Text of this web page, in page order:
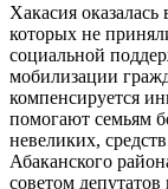
Хакасия
которых не
социальной
мобилизации
компенсируется
помогают семьям
невеликих,
Абаканского
советом